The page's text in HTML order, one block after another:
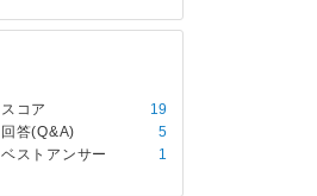
スコア
19
回答(Q&A)
5
ベストアンサー
1